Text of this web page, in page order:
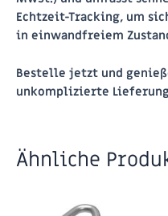
Echtzeit-Tracking, um
in einwandfreiem
Bestelle jetzt und
unkomplizierte
Ähnliche